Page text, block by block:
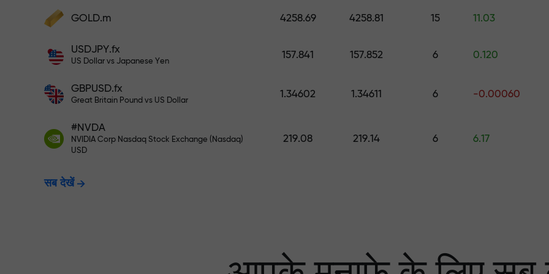
फंड्स डिपॉज़िट करें और अपने डिपॉज़िट से 1,000 गुना
डिपॉज़िट, उतना बड़ा मल्टिप्लायर।
अपने खाते में $333 जमा करें — और $1,500 तक का उपहार चुनें
रिस्क-फ्री ट्रेडिंग — हम आपके लाभ की गारंटी
X1000 तक बोनस — मार्केट में सबसे बड़ा
GOLD.m 4258.69 4258.81 15 11.03
USDJPY.fx
US Dollar vs Japanese Yen
157.841 157.852 6 0.120
GBPUSD.fx
Great Britain Pound vs US Dollar
1.34602 1.34611 6 -0.00060
#NVDA
NVIDIA Corp Nasdaq Stock Exchange (Nasdaq)
USD
219.08 219.14 6 6.17
सब देखें